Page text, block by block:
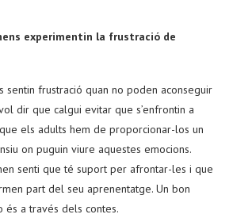
experimentin la frustració de
sentin frustració quan no poden aconseguir
dir que calgui evitar que s’enfrontin a
els adults hem de proporcionar-los un
on puguin viure aquestes emocions.
senti que té suport per afrontar-les i que
part del seu aprenentatge. Un bon
a través dels contes.